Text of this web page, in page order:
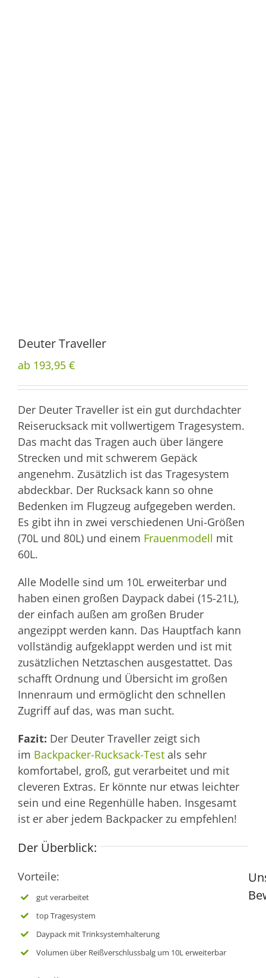
Deuter Traveller
ab 193,95 €
Der Deuter Traveller ist ein gut durchdachter
Reiserucksack mit vollwertigem Tragesystem.
Das macht das Tragen auch über längere
Strecken und mit schwerem Gepäck
angenehm. Zusätzlich ist das Tragesystem
abdeckbar. Der Rucksack kann so ohne
Bedenken im Flugzeug aufgegeben werden.
Es gibt ihn in zwei verschiedenen Uni-Größen
(70L und 80L) und einem Frauenmodell mit
60L.
Alle Modelle sind um 10L erweiterbar und
haben einen großen Daypack dabei (15-21L),
der einfach außen am großen Bruder
angezippt werden kann. Das Hauptfach kann
vollständig aufgeklappt werden und ist mit
zusätzlichen Netztaschen ausgestattet. Das
schafft Ordnung und Übersicht im großen
Innenraum und ermöglicht den schnellen
Zugriff auf das, was man sucht.
Fazit: Der Deuter Traveller zeigt sich
im Backpacker-Rucksack-Test als sehr
komfortabel, groß, gut verarbeitet und mit
cleveren Extras. Er könnte nur etwas leichter
sein und eine Regenhülle haben. Insgesamt
ist er aber jedem Backpacker zu empfehlen!
Der Überblick:
Vorteile:
gut verarbeitet
top Tragesystem
Daypack mit Trinksystemhalterung
Volumen über Reißverschlussbalg um 10L erweiterbar